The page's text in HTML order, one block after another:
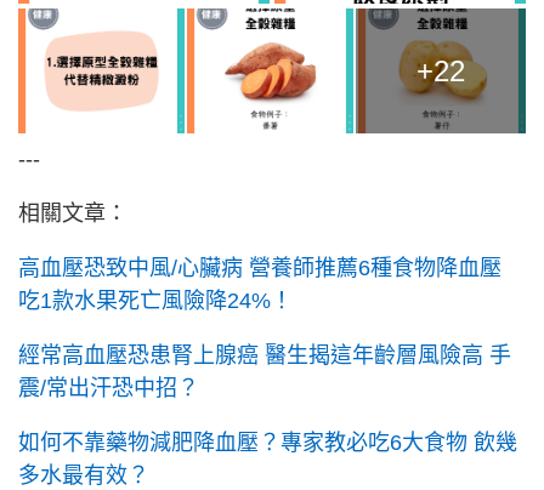
+22
---
相關文章：
高血壓恐致中風/心臟病 營養師推薦6種食物降血壓
吃1款水果死亡風險降24%！
經常高血壓恐患腎上腺癌 醫生揭這年齡層風險高 手
震/常出汗恐中招？
如何不靠藥物減肥降血壓？專家教必吃6大食物 飲幾
多水最有效？